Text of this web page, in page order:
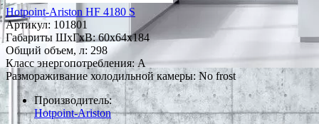
Hotpoint-Ariston HF 4180 S
Артикул: 101801
Габариты ШxГxВ: 60x64x184
Общий объем, л: 298
Класс энергопотребления: A
Размораживание холодильной камеры: No frost
Производитель:
Hotpoint-Ariston